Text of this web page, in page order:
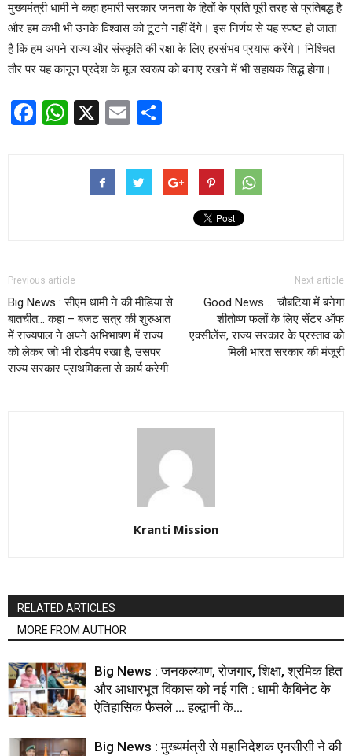
मुख्यमंत्री धामी ने कहा हमारी सरकार जनता के हितों के प्रति पूरी तरह से प्रतिबद्ध है
और हम कभी भी उनके विश्वास को टूटने नहीं देंगे। इस निर्णय से यह स्पष्ट हो जाता
है कि हम अपने राज्य और संस्कृति की रक्षा के लिए हरसंभव प्रयास करेंगे। निश्चित
तौर पर यह कानून प्रदेश के मूल स्वरूप को बनाए रखने में भी सहायक सिद्ध होगा।
Facebook
WhatsApp
X Email
Previous article
Big News : सीएम धामी ने की मीडिया से
बातचीत… कहा – बजट सत्र की शुरुआत
में राज्यपाल ने अपने अभिभाषण में राज्य
को लेकर जो भी रोडमैप रखा है, उसपर
राज्य सरकार प्राथमिकता से कार्य करेगी
Next article
Good News … चौबटिया में बनेगा
शीतोष्ण फलों के लिए सेंटर ऑफ
एक्सीलेंस, राज्य सरकार के प्रस्ताव को
मिली भारत सरकार की मंजूरी
Kranti Mission
RELATED ARTICLES
MORE FROM AUTHOR
Big News : जनकल्याण, रोजगार, शिक्षा, श्रमिक हित
और आधारभूत विकास को नई गति : धामी कैबिनेट के
ऐतिहासिक फैसले … हल्द्वानी के...
Big News : मुख्यमंत्री से महानिदेशक एनसीसी ने की